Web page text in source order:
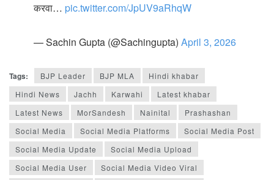
करवा… pic.twitter.com/JpUV9aRhqW
— Sachin Gupta (@Sachingupta) April 3, 2026
Tags: BJP Leader BJP MLA
Hindi khabar
Hindi News
Jachh Karwahi
Latest khabar
Latest News
MorSandesh Nainital
Prashashan
Social Media
Social Media Platforms
Social Media Post
Social Media Update
Social Media Upload
Social Media User
Social Media Video Viral